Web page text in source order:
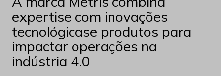
expertise com inovações
tecnológicase produtos para
impactar operações na
indústria 4.0